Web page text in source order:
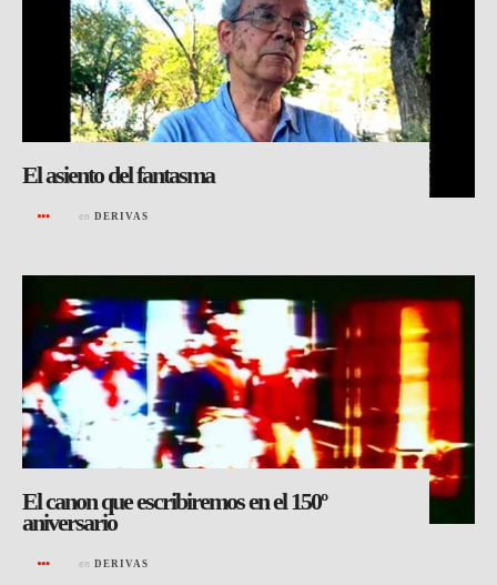
El asiento del fantasma
en DERIVAS
El canon que escribiremos en el 150º
aniversario
en DERIVAS